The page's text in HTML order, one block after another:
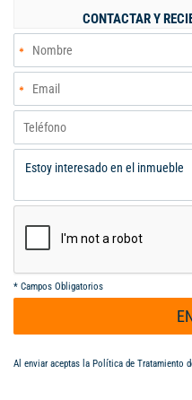
PATIO DE 100 MTS, HALL DE
TERRAZA CUBIERTA DE 30
3229115.
CONTACTAR Y
* Campos Obligatorios
Al enviar aceptas la Política de Tratamiento